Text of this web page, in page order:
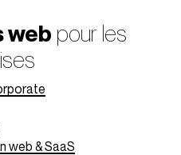
web pour les
web & SaaS